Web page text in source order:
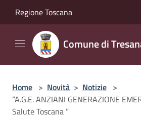
Regione Toscana
Comune di
Home > Novità > Notizie >
“A.G.E. ANZIANI GENERAZIONE
Salute Toscana ”